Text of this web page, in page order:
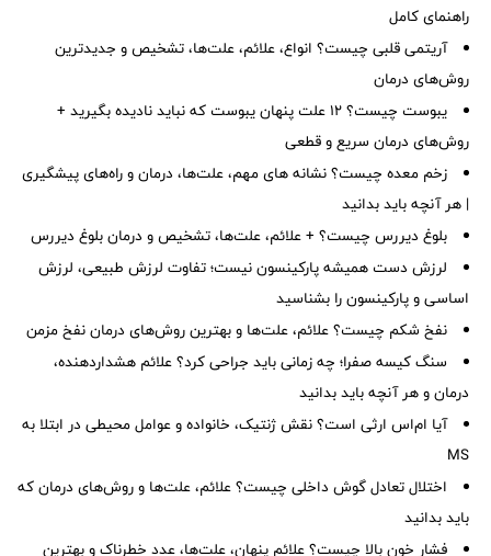
راهنمای کامل
آریتمی قلبی چیست؟ انواع، علائم، علت‌ها، تشخیص و جدیدترین
روش‌های درمان
یبوست چیست؟ ۱۲ علت پنهان یبوست که نباید نادیده بگیرید +
روش‌های درمان سریع و قطعی
زخم معده چیست؟ نشانه های مهم، علت‌ها، درمان و راه‌های پیشگیری
| هر آنچه باید بدانید
بلوغ دیررس چیست؟ + علائم، علت‌ها، تشخیص و درمان بلوغ دیررس
لرزش دست همیشه پارکینسون نیست؛ تفاوت لرزش طبیعی، لرزش
اساسی و پارکینسون را بشناسید
نفخ شکم چیست؟ علائم، علت‌ها و بهترین روش‌های درمان نفخ مزمن
سنگ کیسه صفرا؛ چه زمانی باید جراحی کرد؟ علائم هشداردهنده،
درمان و هر آنچه باید بدانید
آیا ام‌اس ارثی است؟ نقش ژنتیک، خانواده و عوامل محیطی در ابتلا به
MS
اختلال تعادل گوش داخلی چیست؟ علائم، علت‌ها و روش‌های درمان که
باید بدانید
فشار خون بالا چیست؟ علائم پنهان، علت‌ها، عدد خطرناک و بهترین